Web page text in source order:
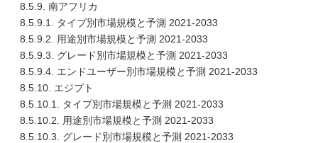
8.5.9. 南アフリカ
8.5.9.1. タイプ別市場規模と予測 2021-2033
8.5.9.2. 用途別市場規模と予測 2021-2033
8.5.9.3. グレード別市場規模と予測 2021-2033
8.5.9.4. エンドユーザー別市場規模と予測 2021-2033
8.5.10. エジプト
8.5.10.1. タイプ別市場規模と予測 2021-2033
8.5.10.2. 用途別市場規模と予測 2021-2033
8.5.10.3. グレード別市場規模と予測 2021-2033